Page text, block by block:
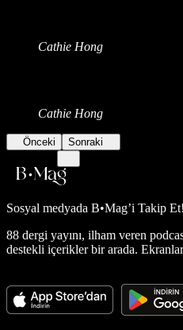
Cathie Hong
Cathie Hong
Önceki Sonraki
Sosyal medyada B•Mag’i Takip Et!
88 dergi yayını, ilham veren
destekli içerikler bir arada.